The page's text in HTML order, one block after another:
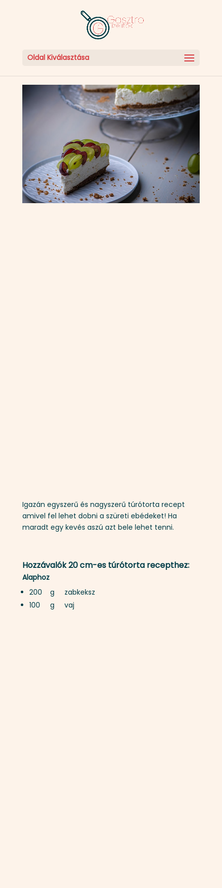
Oldal Kiválasztása
Igazán egyszerű és nagyszerű túrótorta recept
amivel fel lehet dobni a szüreti ebédeket! Ha
maradt egy kevés aszú azt bele lehet tenni.
Hozzávalók 20 cm-es túrótorta recepthez:
Alaphoz
200 g zabkeksz
100 g vaj